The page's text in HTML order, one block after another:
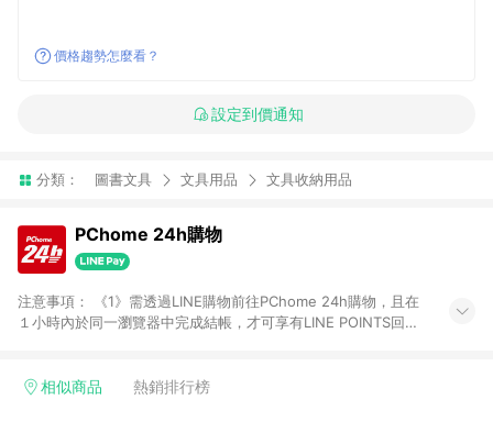
價格趨勢怎麼看？
設定到價通知
分類： 圖書文具 文具用品 文具收納用品
PChome 24h購物
注意事項： 《1》需透過LINE購物前往PChome 24h購物，且在
１小時內於同一瀏覽器中完成結帳，才可享有LINE POINTS回饋
在點數回饋範圍內。 《3》如取消訂單、退貨、購物中登出
相似商品 熱銷排行榜